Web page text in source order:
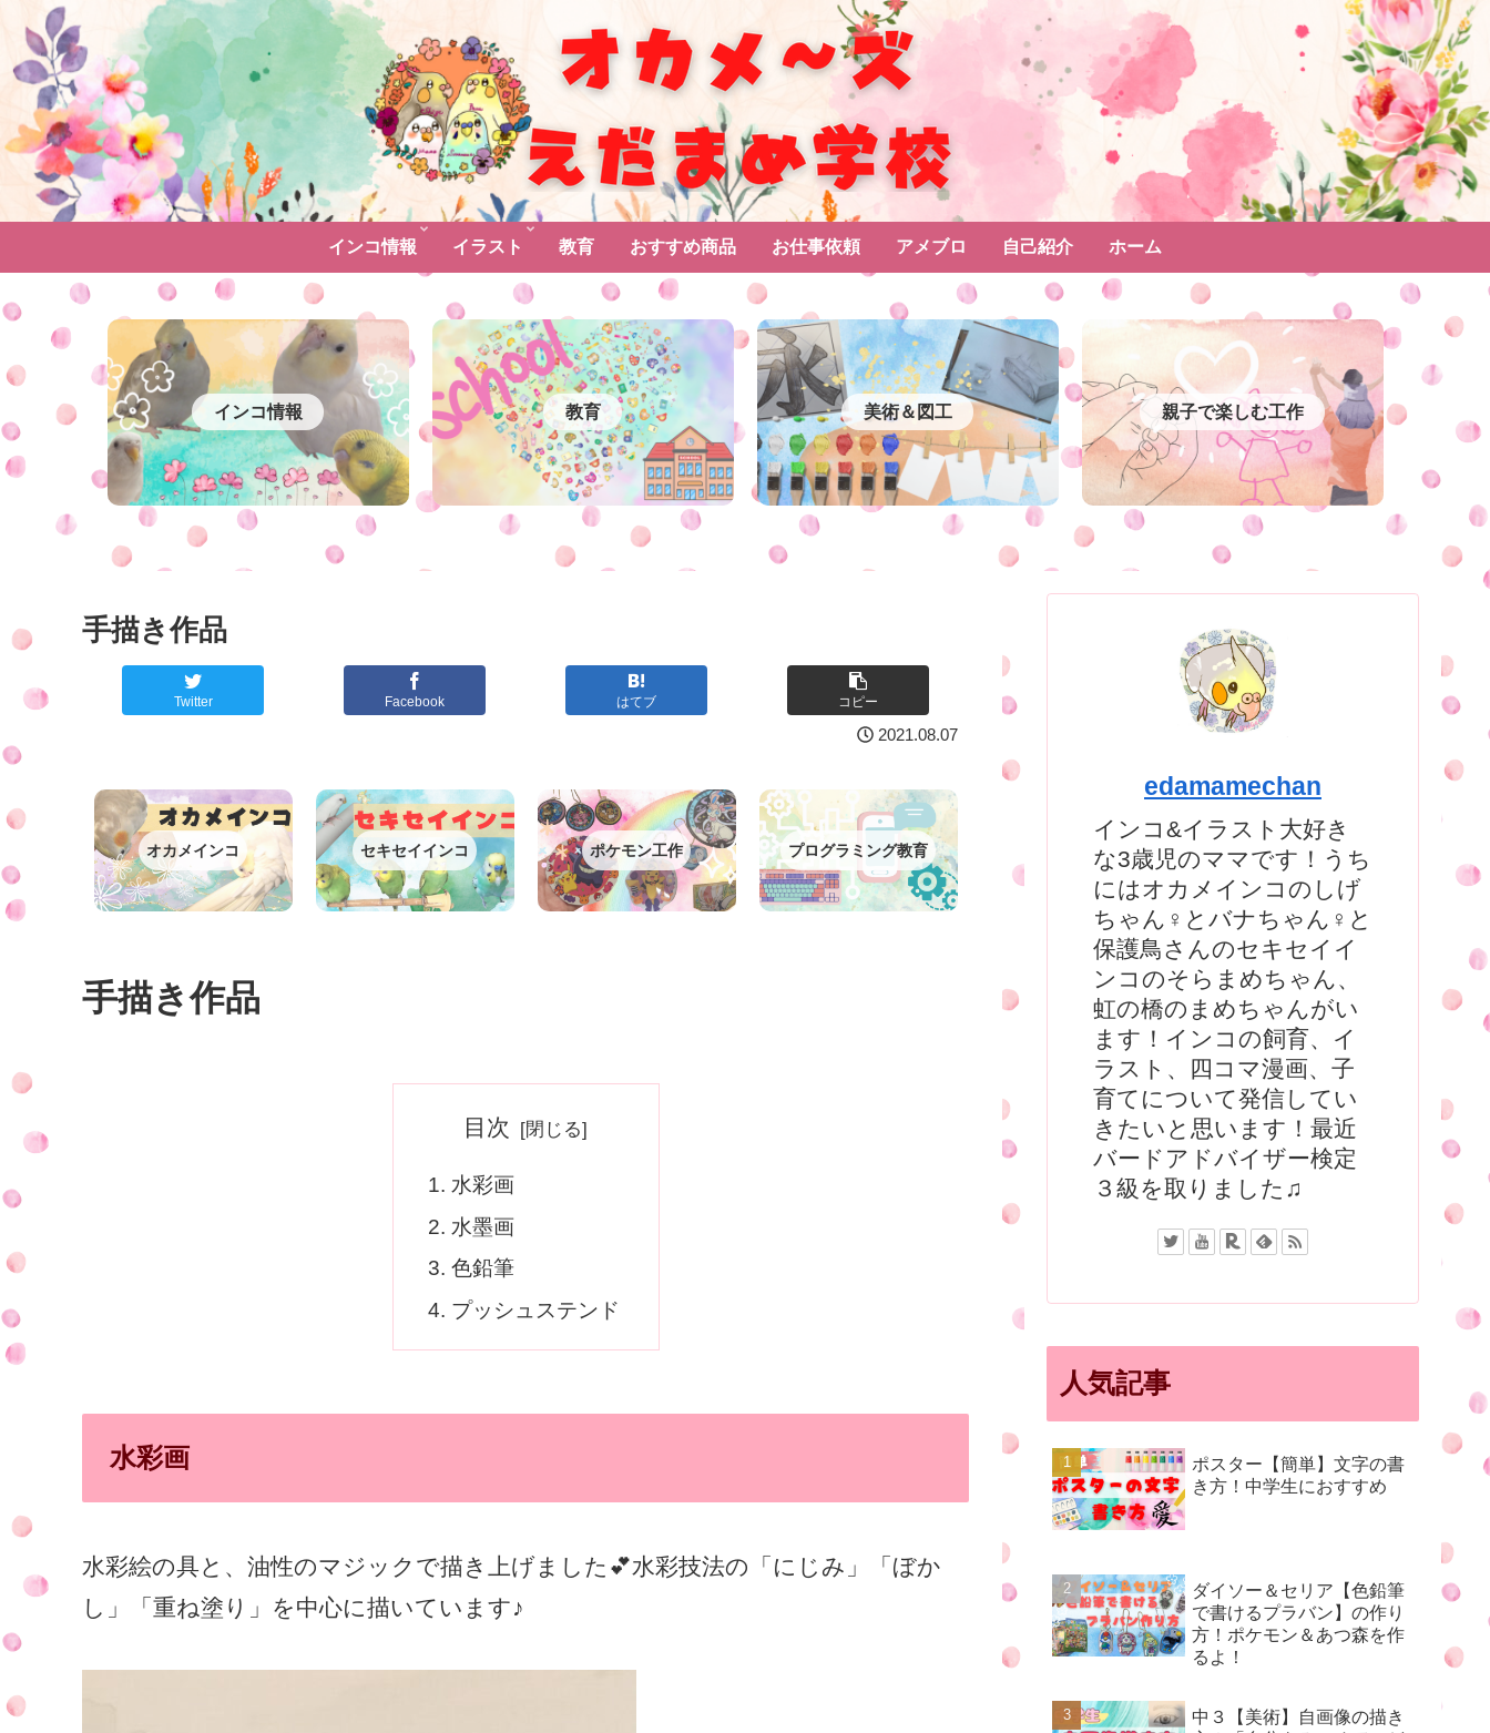
インコ情報 イラスト 教育 おすすめ商品 お仕事依頼 アメブロ 自己紹介 ホーム
インコ情報 教育 美術＆図工 親子で楽しむ工作
手描き作品
Twitter Facebook はてブ コピー
2021.08.07
オカメインコ セキセイインコ ポケモン工作 プログラミング教育
手描き作品
目次
水彩画
水墨画
色鉛筆
プッシュステンド
水彩画
水彩絵の具と、油性のマジックで描き上げました💕水彩技法の「にじみ」「ぼか
し」「重ね塗り」を中心に描いています♪
edamamechan
インコ&イラスト大好き
な3歳児のママです！うち
にはオカメインコのしげ
ちゃん♀とバナちゃん♀と
保護鳥さんのセキセイイ
ンコのそらまめちゃん、
虹の橋のまめちゃんがい
ます！インコの飼育、イ
ラスト、四コマ漫画、子
育てについて発信してい
きたいと思います！最近
バードアドバイザー検定
３級を取りました♫
人気記事
ポスター【簡単】文字の書
き方！中学生におすすめ
ダイソー＆セリア【色鉛筆
で書けるプラバン】の作り
方！ポケモン＆あつ森を作
るよ！
中３【美術】自画像の描き